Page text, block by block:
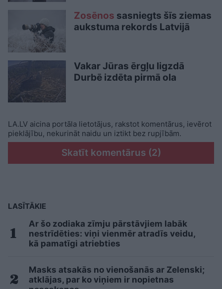
Zosēnos sasniegts šīs ziemas
aukstuma rekords Latvijā
Vakar Jūras ērgļu ligzdā
Durbē izdēta pirmā ola
LA.LV aicina portāla lietotājus, rakstot komentārus, ievērot
pieklājību, nekurināt naidu un iztikt bez rupjībām.
Skatīt komentārus (2)
LASĪTĀKIE
Ar šo zodiaka zīmju pārstāvjiem labāk
nestrīdēties: viņi vienmēr atradīs veidu,
kā pamatīgi atriebties
Masks atsakās no vienošanās ar Zelenski;
atklājas, par ko viņiem ir nopietnas